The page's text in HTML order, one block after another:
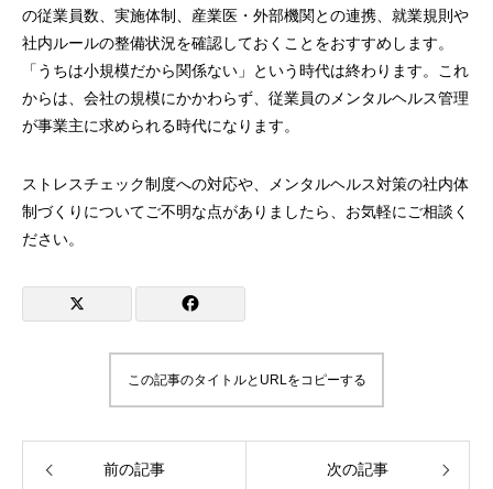
の従業員数、実施体制、産業医・外部機関との連携、就業規則や
社内ルールの整備状況を確認しておくことをおすすめします。
「うちは小規模だから関係ない」という時代は終わります。これ
からは、会社の規模にかかわらず、従業員のメンタルヘルス管理
が事業主に求められる時代になります。
ストレスチェック制度への対応や、メンタルヘルス対策の社内体
制づくりについてご不明な点がありましたら、お気軽にご相談く
ださい。
この記事のタイトルとURLをコピーする
前の記事 次の記事